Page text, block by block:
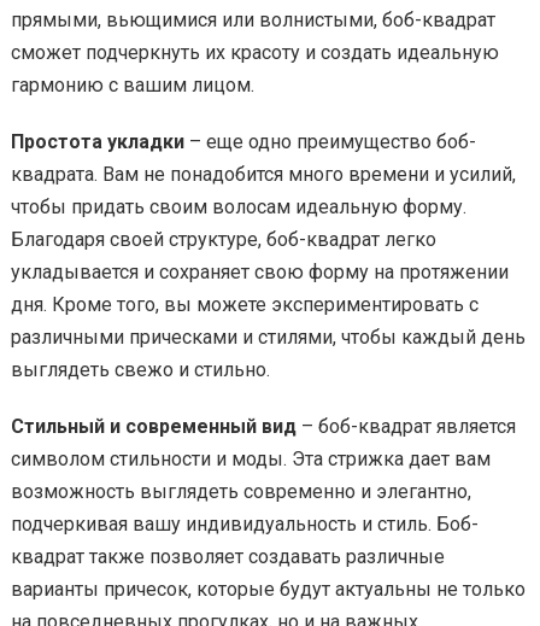
прямыми, вьющимися или волнистыми, боб-квадрат
сможет подчеркнуть их красоту и создать идеальную
гармонию с вашим лицом.
Простота укладки– еще одно преимущество боб-
квадрата. Вам не понадобится много времени и усилий,
чтобы придать своим волосам идеальную форму.
Благодаря своей структуре, боб-квадрат легко
укладывается и сохраняет свою форму на протяжении
дня. Кроме того, вы можете экспериментировать с
различными прическами и стилями, чтобы каждый день
выглядеть свежо и стильно.
Стильный и современный вид– боб-квадрат является
символом стильности и моды. Эта стрижка дает вам
возможность выглядеть современно и элегантно,
подчеркивая вашу индивидуальность и стиль. Боб-
квадрат также позволяет создавать различные
варианты причесок, которые будут актуальны не только